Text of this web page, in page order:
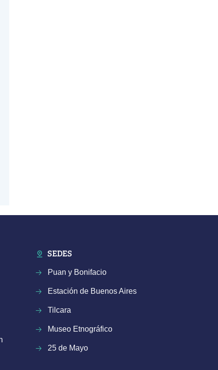
SEDES
Puan y Bonifacio
Estación de Buenos Aires
Tilcara
Museo Etnográfico
25 de Mayo